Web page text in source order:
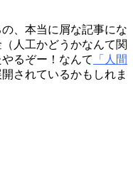
、本当に屑な記事にな
人工かどうかなんて関
るぞー！なんて
「人間
されているかもしれま